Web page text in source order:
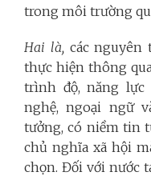
trong môi trường
Hai là, các nguyên
thực hiện thông
trình độ, năng lực
nghệ, ngoại ngữ
tưởng, có niềm tin
chủ nghĩa xã hội
chọn. Đối với nước